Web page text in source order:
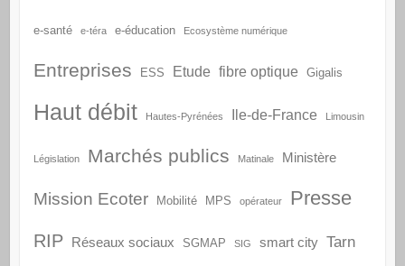
e-santé e-téra e-éducation Ecosystème numérique
Entreprises ESS Etude fibre optique Gigalis
Haut débit Hautes-Pyrénées Ile-de-France Limousin
Législation Marchés publics Matinale Ministère
Mission Ecoter Mobilité MPS opérateur Presse
RIP Réseaux sociaux SGMAP SIG smart city Tarn